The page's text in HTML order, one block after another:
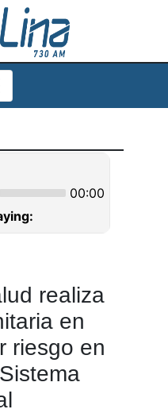
realiza
en
riesgo en